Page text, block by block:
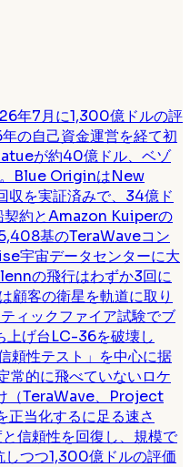
年7月に1,300億ドルの評
の自己資金運営を経て初
が約40億ドル、ベゾ
。Blue OriginはNew
収を実証済みで、34億ド
約とAmazon Kuiperの
基のTeraWaveコン
宇宙データセンターに大
の飛行はわずか3回に
顧客の衛星を軌道に取り
ィックファイア試験でブ
上げ台LC-36を破壊し
頼性テスト」を中心に据
的に飛べていないロケ
（TeraWave、Project
当化するに足る速さ
信頼性を回復し、規模で
つつ1,300億ドルの評価